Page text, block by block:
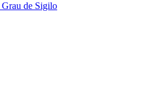
Grau de Sigilo